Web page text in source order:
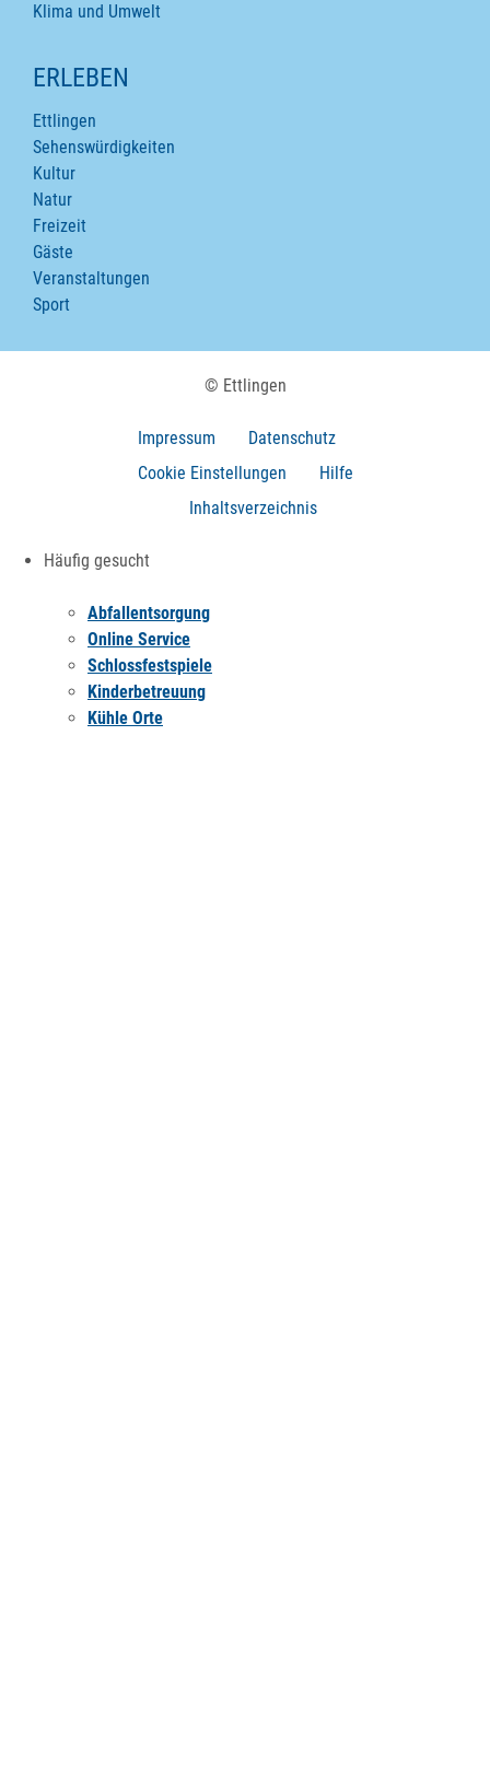
Klima und Umwelt
ERLEBEN
Ettlingen
Sehenswürdigkeiten
Kultur
Natur
Freizeit
Gäste
Veranstaltungen
Sport
© Ettlingen
Impressum
Datenschutz
Cookie Einstellungen
Hilfe
Inhaltsverzeichnis
Häufig gesucht
Abfallentsorgung
Online Service
Schlossfestspiele
Kinderbetreuung
Kühle Orte